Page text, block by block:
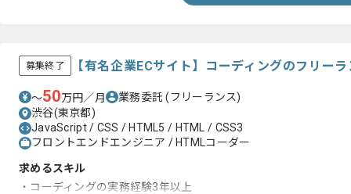
募集終了 【有名企業ECサイト】コーディングのフリー
〜50万円／月 業務委託(フリーランス)
渋谷(東京都)
JavaScript / CSS / HTML5 / HTML / CSS3
フロントエンドエンジニア / HTMLコーダー
求めるスキル
・コーディングの実務経験3年以上